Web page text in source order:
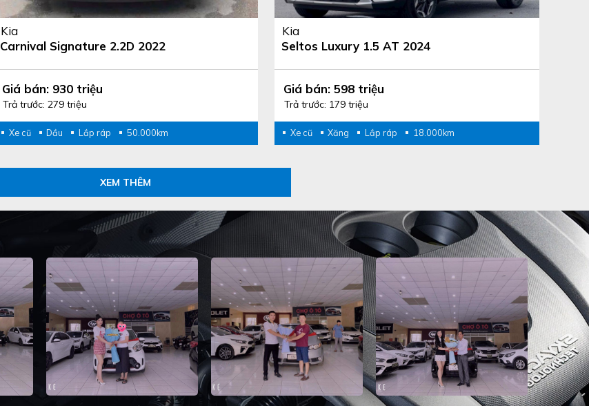
Kia
Carnival Signature 2.2D 2022
Giá bán: 930 triệu
Trả trước: 279 triệu
Xe cũ Dầu Lắp ráp 50.000km
Kia
Seltos Luxury 1.5 AT 2024
Giá bán: 598 triệu
Trả trước: 179 triệu
Xe cũ Xăng Lắp ráp 18.000km
XEM THÊM